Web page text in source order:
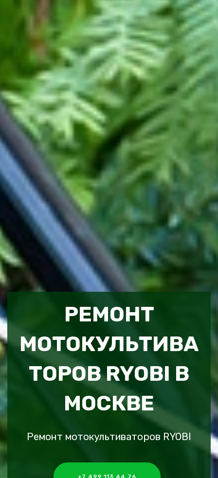
РЕМОНТ
МОТОКУЛЬТИВА
ТОРОВ RYOBI В
МОСКВЕ
Ремонт мотокультиваторов RYOBI
+7 499 113 44 76